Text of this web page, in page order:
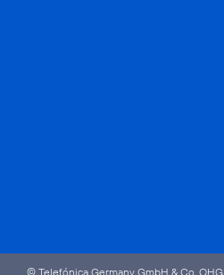
© Telefónica Germany GmbH & Co. OHG